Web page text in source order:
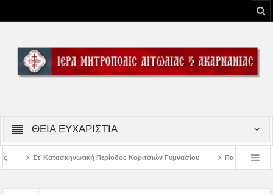
ΘΕΙΑ ΕΥΧΑΡΙΣΤΙΑ
Κοριτσιών Γυμνασίου Παρακλήσεις πρώτης εβδομάδος